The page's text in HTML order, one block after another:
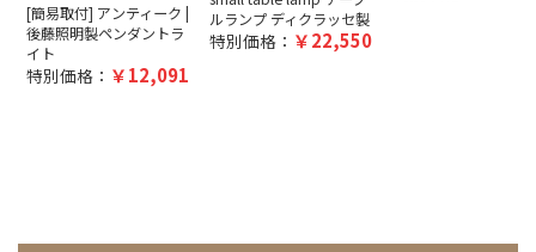
[簡易取付] アンティーク |
後藤照明製ペンダントラ
イト
特別価格： 12,091
ルランプ ディクラッセ製
特別価格： 22,550